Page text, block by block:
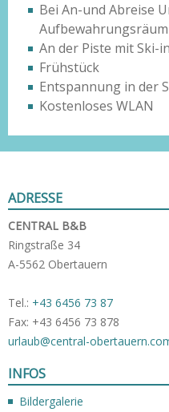
Bei An-und Abreise
An der Piste mit Ski-
Frühstück
Entspannung in der
Kostenloses WLAN
ADRESSE
CENTRAL B&B
Ringstraße 34
A-5562 Obertauern
Tel.: +43 6456 73 87
Fax: +43 6456 73 878
urlaub@central-
INFOS
Bildergalerie